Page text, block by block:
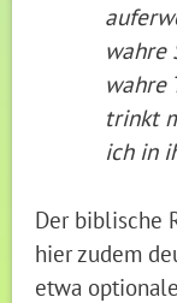
wahre
wahre
trinkt
ich in
Der biblische
hier zudem
etwa